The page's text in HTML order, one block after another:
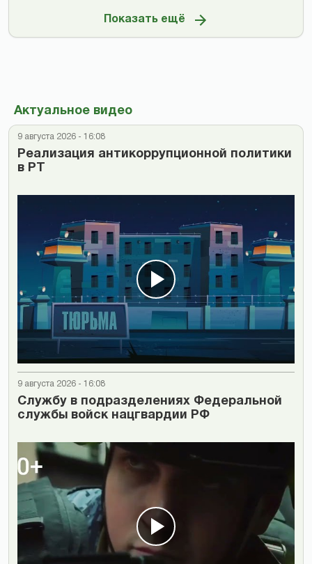
Показать ещё
Актуальное видео
9 августа 2026 - 16:08
Реализация антикоррупционной политики
в РТ
9 августа 2026 - 16:08
Cлужбу в подразделениях Федеральной
службы войск нацгвардии РФ